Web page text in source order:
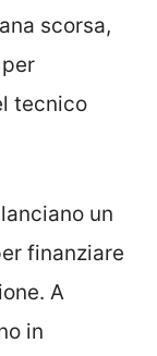
scorsa,
tecnico
un
finanziare
A
in